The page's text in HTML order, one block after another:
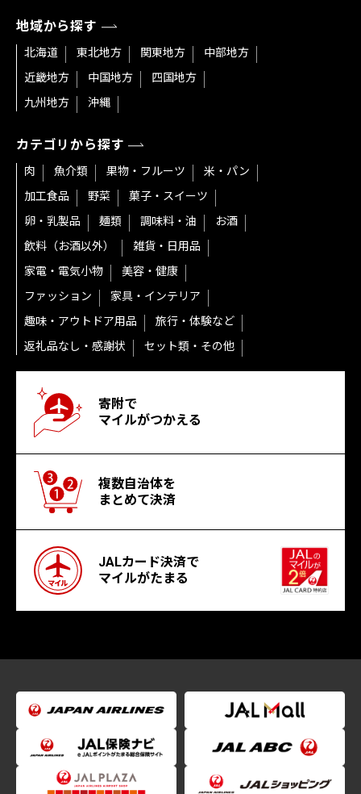
地域から探す
北海道 東北地方 関東地方
中部地方
近畿地方
中国地方
四国地方
九州地方
沖縄
カテゴリから探す
肉 魚介類 果物・フルーツ
米・パン
加工食品
野菜
菓子・スイーツ
卵・乳製品
麺類 調味料・油
お酒
飲料（お酒以外）
雑貨・日用品
家電・電気小物
美容・健康
ファッション
家具・インテリア
趣味・アウトドア用品
旅行・体験など
返礼品なし・感謝状
セット類・その他
寄附で
マイルがつかえる
複数自治体を
まとめて決済
JALカード決済で
マイルがたまる